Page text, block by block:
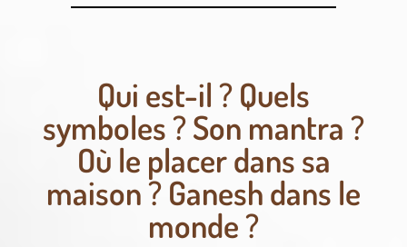
Qui est-il ? Quels
symboles ? Son mantra ?
Où le placer dans sa
maison ? Ganesh dans le
monde ?